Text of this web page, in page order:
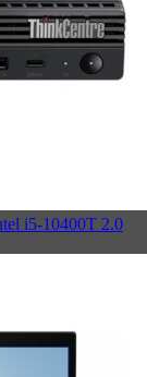
i5-10400T 2.0